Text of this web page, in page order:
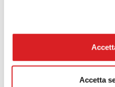
Accetta
Sacchi Boxe e